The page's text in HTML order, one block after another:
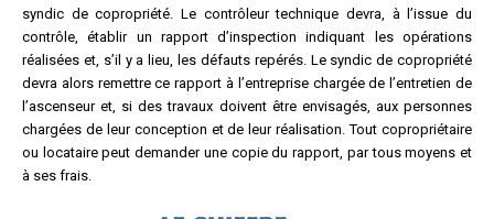
syndic de copropriété. Le contrôleur technique devra, à l’issue du
contrôle, établir un rapport d’inspection indiquant les opérations
réalisées et, s’il y a lieu, les défauts repérés. Le syndic de copropriété
devra alors remettre ce rapport à l’entreprise chargée de l’entretien de
l’ascenseur et, si des travaux doivent être envisagés, aux personnes
chargées de leur conception et de leur réalisation. Tout copropriétaire
ou locataire peut demander une copie du rapport, par tous moyens et
à ses frais.